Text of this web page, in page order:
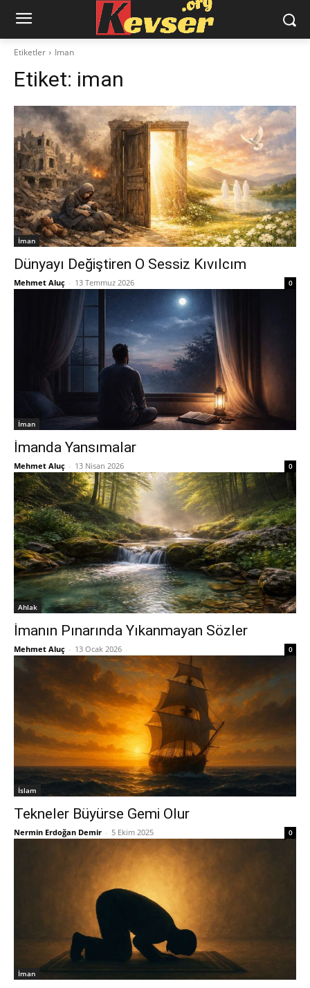
Etiketler Iman
Etiket: iman
İman
Dünyayı Değiştiren O Sessiz Kıvılcım
Mehmet Aluç - 13 Temmuz 2026 0
İman
İmanda Yansımalar
Mehmet Aluç - 13 Nisan 2026 0
Ahlak
İmanın Pınarında Yıkanmayan Sözler
Mehmet Aluç - 13 Ocak 2026 0
İslam
Tekneler Büyürse Gemi Olur
Nermin Erdoğan Demir - 5 Ekim 2025 0
İman